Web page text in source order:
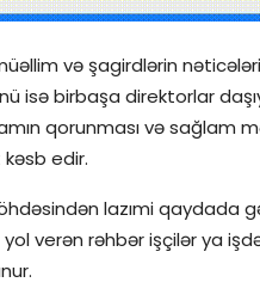
və şagirdlərin
isə birbaşa direktorlar
qorunması və sağlam
edir.
lazımi qaydada
verən rəhbər işçilər ya